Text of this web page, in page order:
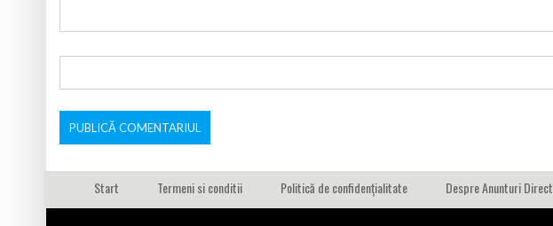
Start Termeni si conditii Politică de confidențialitate Despre Anunturi Direct